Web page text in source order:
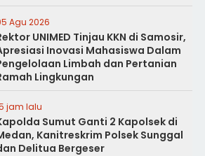
Agu 2026
UNIMED Tinjau KKN di Samosir,
Inovasi Mahasiswa Dalam
Limbah dan Pertanian
Lingkungan
jam lalu
Sumut Ganti 2 Kapolsek di
Kanitreskrim Polsek Sunggal
Delitua Bergeser